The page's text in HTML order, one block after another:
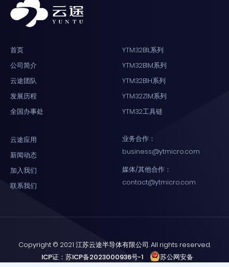
首页
公司简介
云途团队
发展历程
全国办事处
YTM32B1L系列
YTM32B1M系列
YTM32B1H系列
YTM32Z1M系列
YTM32工具链
云途应用
新闻动态
加入我们
联系我们
业务合作：
business@ytmicro.com
媒体/其他合作：
contact@ytmicro.com
Copyright © 2021 江苏云途半导体有限公司. All rights reserved.
ICP证：苏ICP备2023000936号-1
苏公网安备